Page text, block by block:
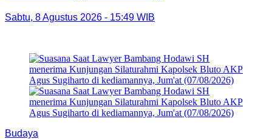
Sabtu, 8 Agustus 2026 - 15:49 WIB
Budaya